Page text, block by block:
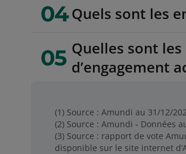
04Quels sont les
05 Quelles sont
d’engagement
(1) Source : Amundi au 31/12/
(2) Source : Amundi - Données
(3) Source : rapport de vote
disponible sur le site internet